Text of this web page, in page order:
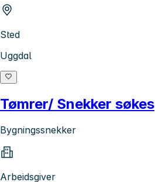
Sted
Uggdal
Tømrer/ Snekker søkes
Bygningssnekker
Arbeidsgiver